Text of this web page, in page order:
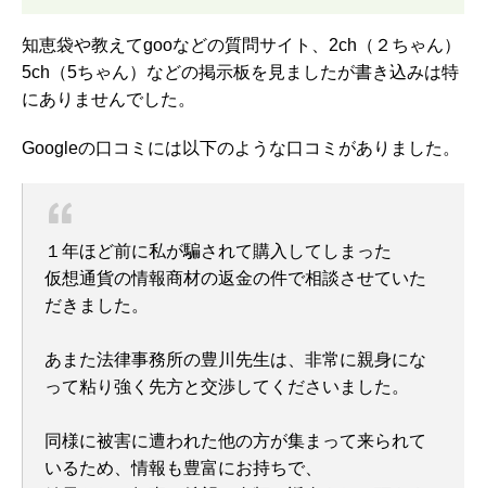
知恵袋や教えてgooなどの質問サイト、2ch（２ちゃん）
5ch（5ちゃん）などの掲示板を見ましたが書き込みは特
にありませんでした。
Googleの口コミには以下のような口コミがありました。
１年ほど前に私が騙されて購入してしまった
仮想通貨の情報商材の返金の件で相談させていた
だきました。
あまた法律事務所の豊川先生は、非常に親身にな
って粘り強く先方と交渉してくださいました。
同様に被害に遭われた他の方が集まって来られて
いるため、情報も豊富にお持ちで、